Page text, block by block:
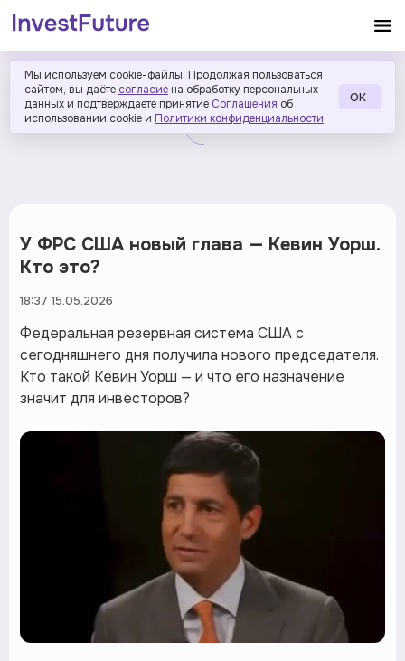
Мы используем cookie-файлы. Продолжая пользоваться
сайтом, вы даёте согласие на обработку персональных
данных и подтверждаете принятие Соглашения об
использовании cookie и Политики конфиденциальности.
ОК
У ФРС США новый глава — Кевин Уорш.
Кто это?
18:37 15.05.2026
Федеральная резервная система США с
сегодняшнего дня получила нового председателя.
Кто такой Кевин Уорш — и что его назначение
значит для инвесторов?